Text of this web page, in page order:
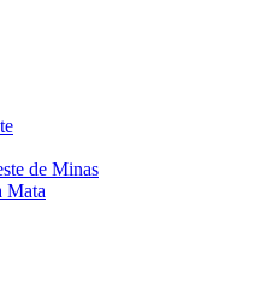
de Minas
Mata